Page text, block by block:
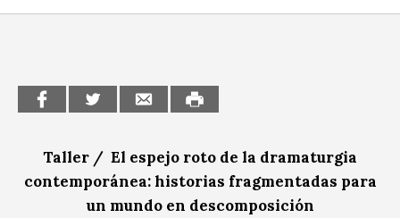
Taller / El espejo roto de la dramaturgia
contemporánea: historias fragmentadas para
un mundo en descomposición